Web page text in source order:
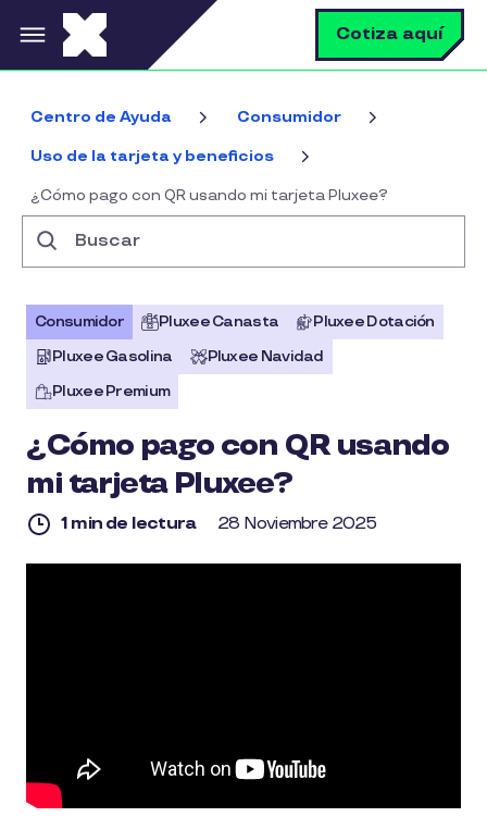
Pasar al contenido principal Cotiza aquí
Centro de Ayuda Consumidor
Uso de la tarjeta y beneficios
¿Cómo pago con QR usando mi tarjeta Pluxee?
Consumidor Pluxee Canasta
Pluxee Dotación
Pluxee Gasolina
Pluxee Navidad
Pluxee Premium
¿Cómo pago con QR usando
mi tarjeta Pluxee?
1 min de lectura 28 Noviembre 2025